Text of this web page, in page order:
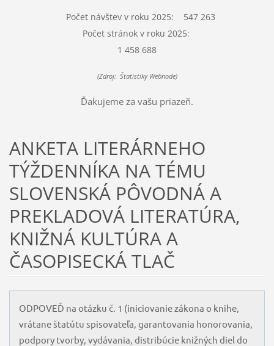
Počet návštev v roku 2025: 547 263
Počet stránok v roku 2025:
1 458 688
(Zdroj: Štatistiky Webnode)
Ďakujeme za vašu priazeň.
ANKETA LITERÁRNEHO
TÝŽDENNÍKA NA TÉMU
SLOVENSKÁ PÔVODNÁ A
PREKLADOVÁ LITERATÚRA,
KNIŽNÁ KULTÚRA A
ČASOPISECKÁ TLAČ
ODPOVEĎ na otázku č. 1 (iniciovanie zákona o knihe,
vrátane štatútu spisovateľa, garantovania honorovania,
podpory tvorby, vydávania, distribúcie knižných diel do